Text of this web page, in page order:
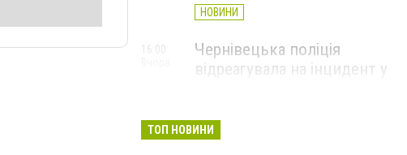
НОВИНИ
Чернівецька поліція
відреагувала на інцидент у
НОВИНИ
16:00
ТОП НОВИНИ